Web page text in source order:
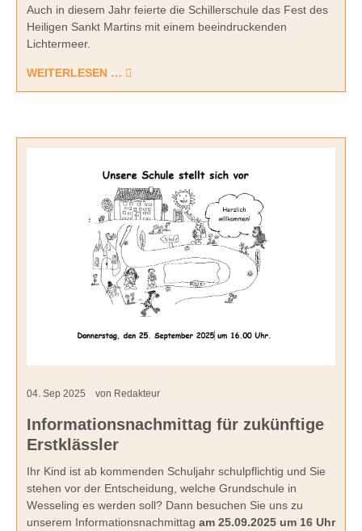
Auch in diesem Jahr feierte die Schillerschule das Fest des
Heiligen Sankt Martins mit einem beeindruckenden
Lichtermeer.
WEITERLESEN …
04. Sep 2025 von Redakteur
Informationsnachmittag für zukünftige
Erstklässler
Ihr Kind ist ab kommenden Schuljahr schulpflichtig und Sie
stehen vor der Entscheidung, welche Grundschule in
Wesseling es werden soll? Dann besuchen Sie uns zu
unserem Informationsnachmittag am 25.09.2025 um 16 Uhr